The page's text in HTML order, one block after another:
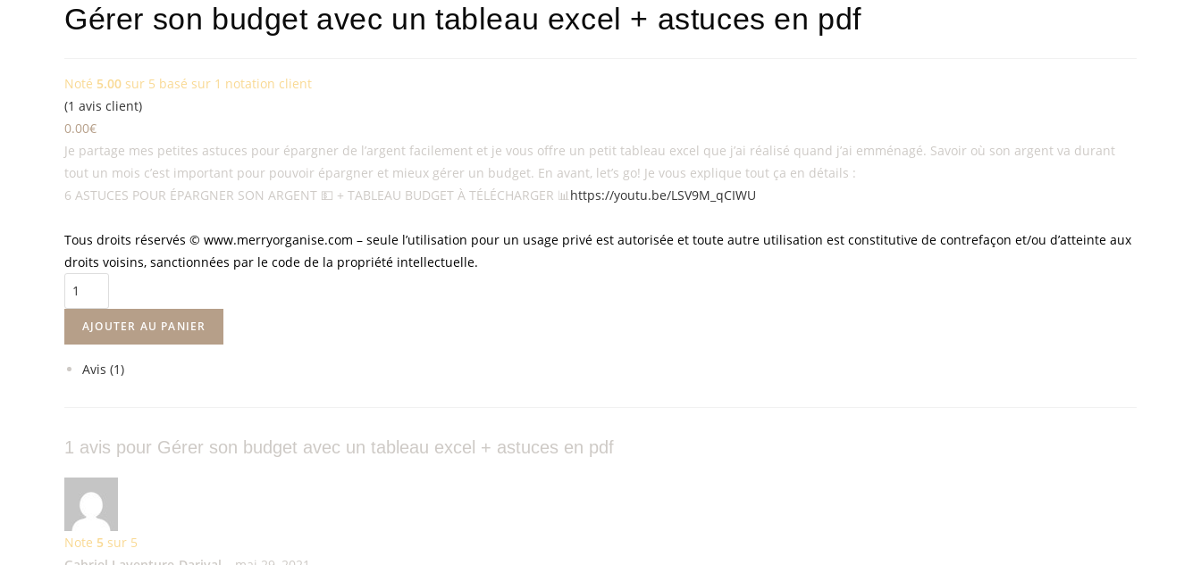
Gérer son budget avec un tableau excel + astuces en pdf
Noté 5.00 sur 5 basé sur 1 notation client
(1 avis client)
0.00€
Je partage mes petites astuces pour épargner de l’argent facilement et je vous offre un petit tableau excel que j’ai réalisé quand j’ai emménagé. Savoir où son argent va durant
tout un mois c’est important pour pouvoir épargner et mieux gérer un budget. En avant, let’s go! Je vous explique tout ça en détails :
6 ASTUCES POUR ÉPARGNER SON ARGENT 💵 + TABLEAU BUDGET À TÉLÉCHARGER 📊 https://youtu.be/LSV9M_qCIWU
Tous droits réservés © www.merryorganise.com – seule l’utilisation pour un usage privé est autorisée et toute autre utilisation est constitutive de contrefaçon et/ou d’atteinte aux
droits voisins, sanctionnées par le code de la propriété intellectuelle.
AJOUTER AU PANIER
Avis (1)
1 avis pour Gérer son budget avec un tableau excel + astuces en pdf
Note 5 sur 5